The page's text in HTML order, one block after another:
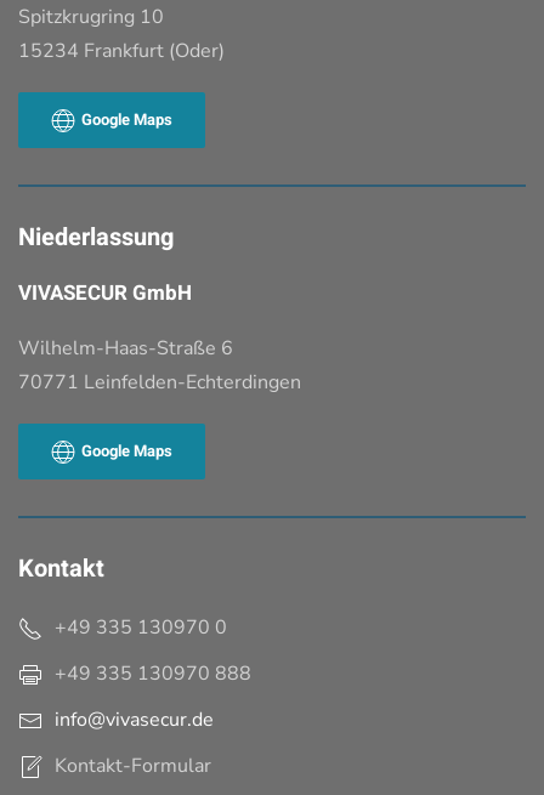
Spitzkrugring 10
15234 Frankfurt (Oder)
Google Maps
Niederlassung
VIVASECUR GmbH
Wilhelm-Haas-Straße 6
70771 Leinfelden-Echterdingen
Google Maps
Kontakt
+49 335 130970 0
+49 335 130970 888
info@vivasecur.de
Kontakt-Formular